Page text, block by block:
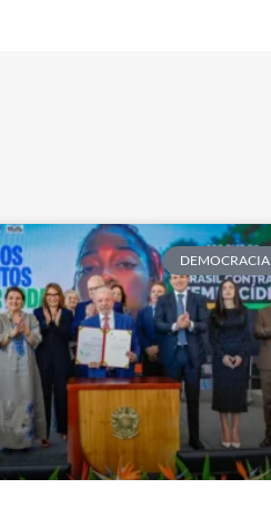
DEMOCRACIA